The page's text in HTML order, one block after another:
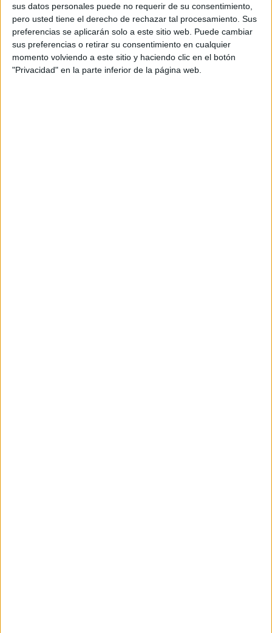
sus datos personales puede no requerir de su consentimiento,
pero usted tiene el derecho de rechazar tal procesamiento. Sus
preferencias se aplicarán solo a este sitio web. Puede cambiar
sus preferencias o retirar su consentimiento en cualquier
momento volviendo a este sitio y haciendo clic en el botón
"Privacidad" en la parte inferior de la página web.
El hasta ahora director de recursos estratégicos
de Initiative es el nuevo director de investigación
de Mindshare.
Jon Artolozaga sustituye en el cargo a Paloma
Martín (actualmente directora de investigación